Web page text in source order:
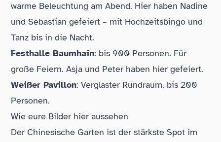
warme Beleuchtung am Abend. Hier haben Nadine
und Sebastian gefeiert – mit Hochzeitsbingo und
Tanz bis in die Nacht.
Festhalle Baumhain: bis 900 Personen. Für
große Feiern. Asja und Peter haben hier gefeiert.
Weißer Pavillon: Verglaster Rundraum, bis 200
Personen.
Wie eure Bilder hier aussehen
Der Chinesische Garten ist der stärkste Spot im